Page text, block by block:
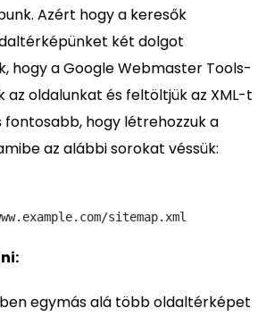
Azért hogy a keresők
két dolgot
hogy a Google Webmaster Tools-
az oldalunkat és feltöltjük az XML-t
fontosabb, hogy létrehozzuk a
az alábbi sorokat véssük:
sitemap.xml
egymás alá több oldaltérképet